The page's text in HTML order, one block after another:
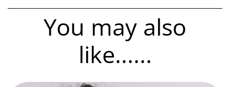
You may also
like......